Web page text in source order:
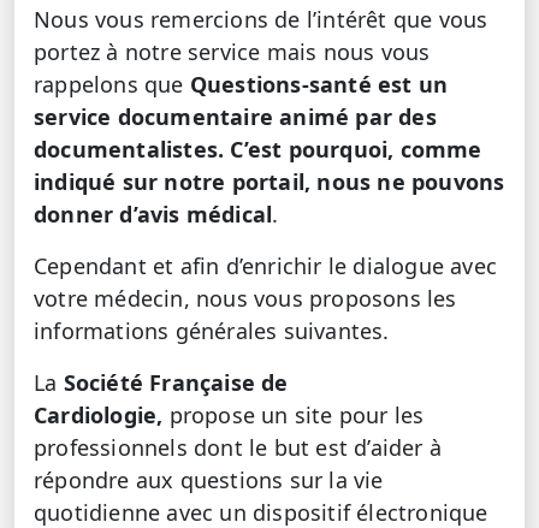
Nous vous remercions de l’intérêt que vous
portez à notre service mais nous vous
rappelons que Questions-santé est un
service documentaire animé par des
documentalistes. C’est pourquoi, comme
indiqué sur notre portail, nous ne pouvons
donner d’avis médical.
Cependant et afin d’enrichir le dialogue avec
votre médecin, nous vous proposons les
informations générales suivantes.
La Société Française de
Cardiologie, propose un site pour les
professionnels dont le but est d’aider à
répondre aux questions sur la vie
quotidienne avec un dispositif électronique